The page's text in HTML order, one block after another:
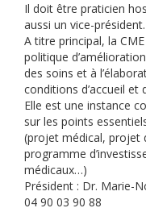
Il doit être praticien
aussi un vice-
A titre principal, la
politique
des soins et à
conditions d’accueil et
Elle est une instance
sur les points
(projet médical, projet
programme
médicaux…)
Président : Dr. Marie-
04 90 03 90 88